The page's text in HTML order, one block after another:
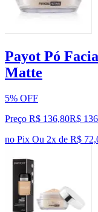
Payot Pó
Matte
5% OFF
Preço R$ 136,80R$ 136
no Pix Ou 2x de R$